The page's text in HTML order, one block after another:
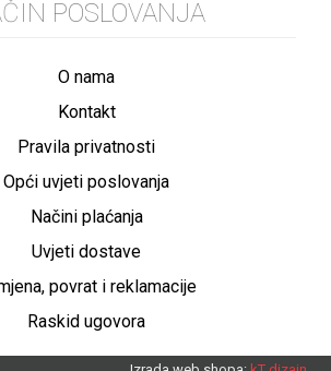
POSLOVANJA
O nama
Kontakt
Pravila privatnosti
Opći uvjeti poslovanja
Načini plaćanja
Uvjeti dostave
povrat i reklamacije
Raskid ugovora